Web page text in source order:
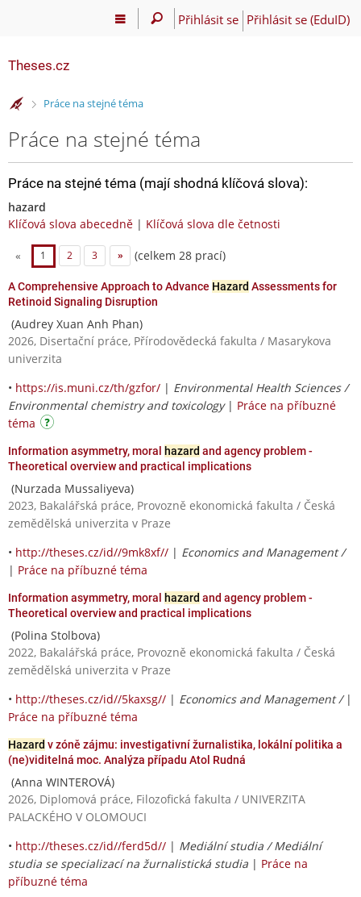
Přihlásit se Přihlásit se (EduID)
Theses.cz
>Práce na stejné téma
Práce na stejné téma
Práce na stejné téma (mají shodná klíčová slova):
hazard
Klíčová slova abecedně | Klíčová slova dle četnosti
« 1 2 3 » (celkem 28 prací)
A Comprehensive Approach to Advance Hazard Assessments for
Retinoid Signaling Disruption
(Audrey Xuan Anh Phan)
2026, Disertační práce, Přírodovědecká fakulta / Masarykova
univerzita
• https://is.muni.cz/th/gzfor/ | Environmental Health Sciences /
Environmental chemistry and toxicology| Práce na příbuzné
téma
Information asymmetry, moral hazard and agency problem -
Theoretical overview and practical implications
(Nurzada Mussaliyeva)
2023, Bakalářská práce, Provozně ekonomická fakulta / Česká
zemědělská univerzita v Praze
• http://theses.cz/id//9mk8xf// | Economics and Management /
| Práce na příbuzné téma
Information asymmetry, moral hazard and agency problem -
Theoretical overview and practical implications
(Polina Stolbova)
2022, Bakalářská práce, Provozně ekonomická fakulta / Česká
zemědělská univerzita v Praze
• http://theses.cz/id//5kaxsg// | Economics and Management / |
Práce na příbuzné téma
Hazard v zóně zájmu: investigativní žurnalistika, lokální politika a
(ne)viditelná moc. Analýza případu Atol Rudná
(Anna WINTEROVÁ)
2026, Diplomová práce, Filozofická fakulta / UNIVERZITA
PALACKÉHO V OLOMOUCI
• http://theses.cz/id//ferd5d// | Mediální studia / Mediální
studia se specializací na žurnalistická studia | Práce na
příbuzné téma